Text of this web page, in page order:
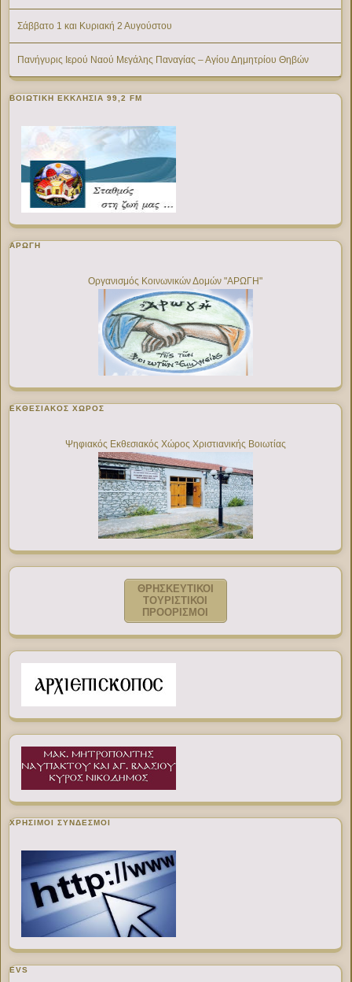
Σάββατο 1 και Κυριακή 2 Αυγούστου
Πανήγυρις Ιερού Ναού Μεγάλης Παναγίας – Αγίου Δημητρίου Θηβών
ΒΟΙΩΤΙΚΉ ΕΚΚΛΗΣΊΑ 99,2 FM
ΑΡΩΓΗ
Οργανισμός Κοινωνικών Δομών "ΑΡΩΓΗ"
ΕΚΘΕΣΙΑΚΌΣ ΧΏΡΟΣ
Ψηφιακός Εκθεσιακός Χώρος Χριστιανικής Βοιωτίας
ΘΡΗΣΚΕΥΤΙΚΟΙ
ΤΟΥΡΙΣΤΙΚΟΙ
ΠΡΟΟΡΙΣΜΟΙ
ΧΡΉΣΙΜΟΙ ΣΎΝΔΕΣΜΟΙ
EVS